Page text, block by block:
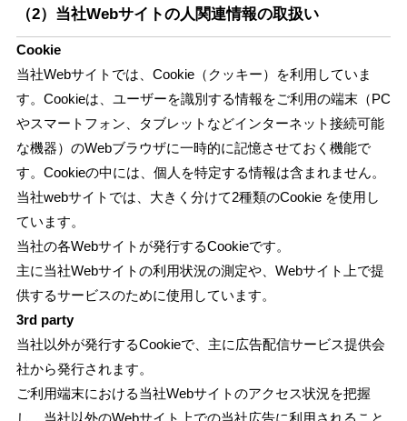
（2）当社Webサイトの人関連情報の取扱い
Cookie
当社Webサイトでは、Cookie（クッキー）を利用していま
す。Cookieは、ユーザーを識別する情報をご利用の端末（PC
やスマートフォン、タブレットなどインターネット接続可能
な機器）のWebブラウザに一時的に記憶させておく機能で
す。Cookieの中には、個人を特定する情報は含まれません。
当社webサイトでは、大きく分けて2種類のCookie を使用し
ています。
当社の各Webサイトが発行するCookieです。
主に当社Webサイトの利用状況の測定や、Webサイト上で提
供するサービスのために使用しています。
3rd party
当社以外が発行するCookieで、主に広告配信サービス提供会
社から発行されます。
ご利用端末における当社Webサイトのアクセス状況を把握